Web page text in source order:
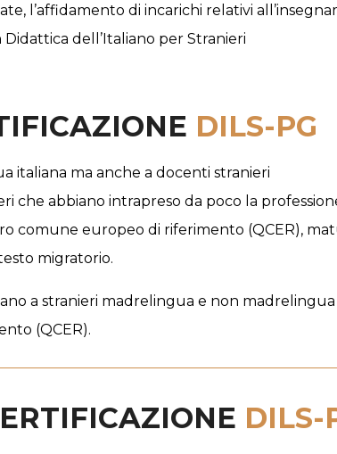
l’affidamento di incarichi relativi
dell’Italiano per Stranieri
DILS-PG
italiana ma anche a docenti stranieri
che abbiano intrapreso da poco la
comune europeo di riferimento (QCER),
migratorio.
a stranieri madrelingua e non
(QCER).
DILS-